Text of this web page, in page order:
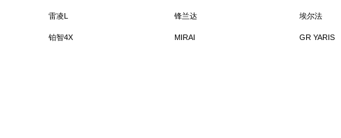
雷凌L 锋兰达 埃尔法
铂智4X MIRAI GR YARIS